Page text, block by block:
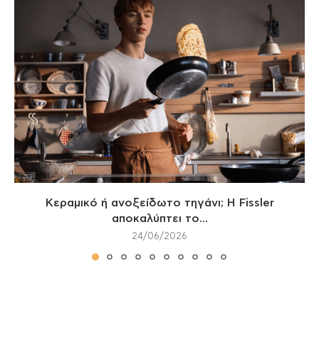
Κεραμικό ή ανοξείδωτο τηγάνι; Η Fissler
αποκαλύπτει το...
24/06/2026